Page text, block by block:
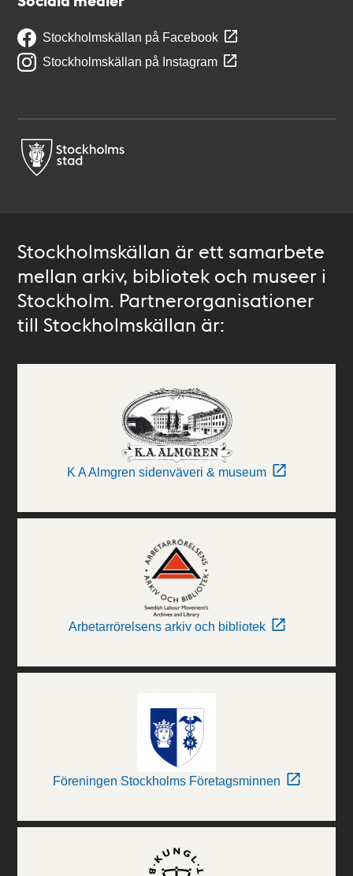
Stockholmskällan på Facebook
Stockholmskällan på Instagram
Stockholmskällan är ett samarbete
mellan arkiv, bibliotek och museer i
Stockholm. Partnerorganisationer
till Stockholmskällan är:
K A Almgren sidenväveri & museum
Arbetarrörelsens arkiv och bibliotek
Föreningen Stockholms Företagsminnen